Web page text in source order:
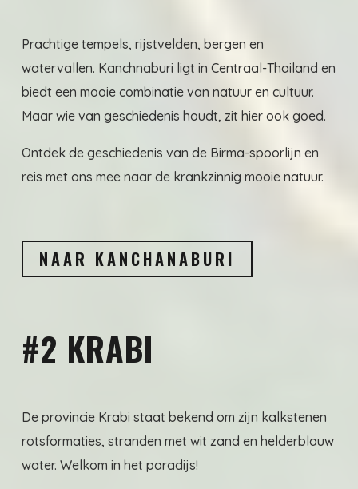
Prachtige tempels, rijstvelden, bergen en
watervallen. Kanchnaburi ligt in Centraal-Thailand en
biedt een mooie combinatie van natuur en cultuur.
Maar wie van geschiedenis houdt, zit hier ook goed.
Ontdek de geschiedenis van de Birma-spoorlijn en
reis met ons mee naar de krankzinnig mooie natuur.
NAAR KANCHANABURI
#2 KRABI
De provincie Krabi staat bekend om zijn kalkstenen
rotsformaties, stranden met wit zand en helderblauw
water. Welkom in het paradijs!